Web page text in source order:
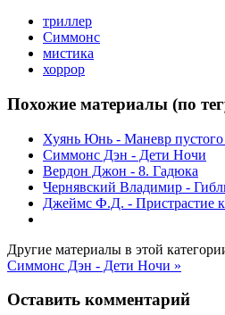
триллер
Симмонс
мистика
хоррор
Похожие материалы (по
Хуянь Юнь - Маневр пустого
Симмонс Дэн - Дети Ночи
Вердон Джон - 8. Гадюка
Чернявский Владимир -
Джеймс Ф.Д. - Пристрастие к
Другие материалы в этой
Симмонс Дэн - Дети Ночи »
Оставить комментарий